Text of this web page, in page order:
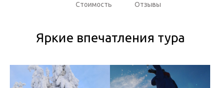
Стоимость
Отзывы
Яркие впечатления тура